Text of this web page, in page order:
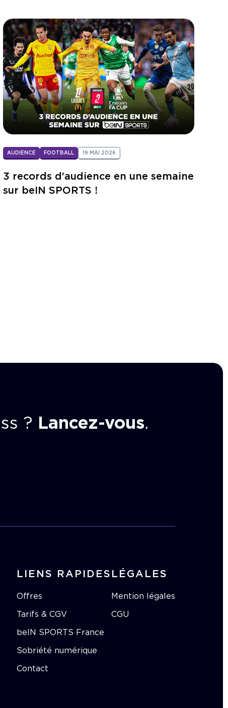
AUDIENCE FOOTBALL 19 MAI 2026
3 records d’audience en une semaine
sur beIN SPORTS !
? Lancez-vous.
LIENS RAPIDES
Offres
Tarifs & CGV
beIN SPORTS France
Sobriété numérique
Contact
LÉGALES
Mention légales
CGU